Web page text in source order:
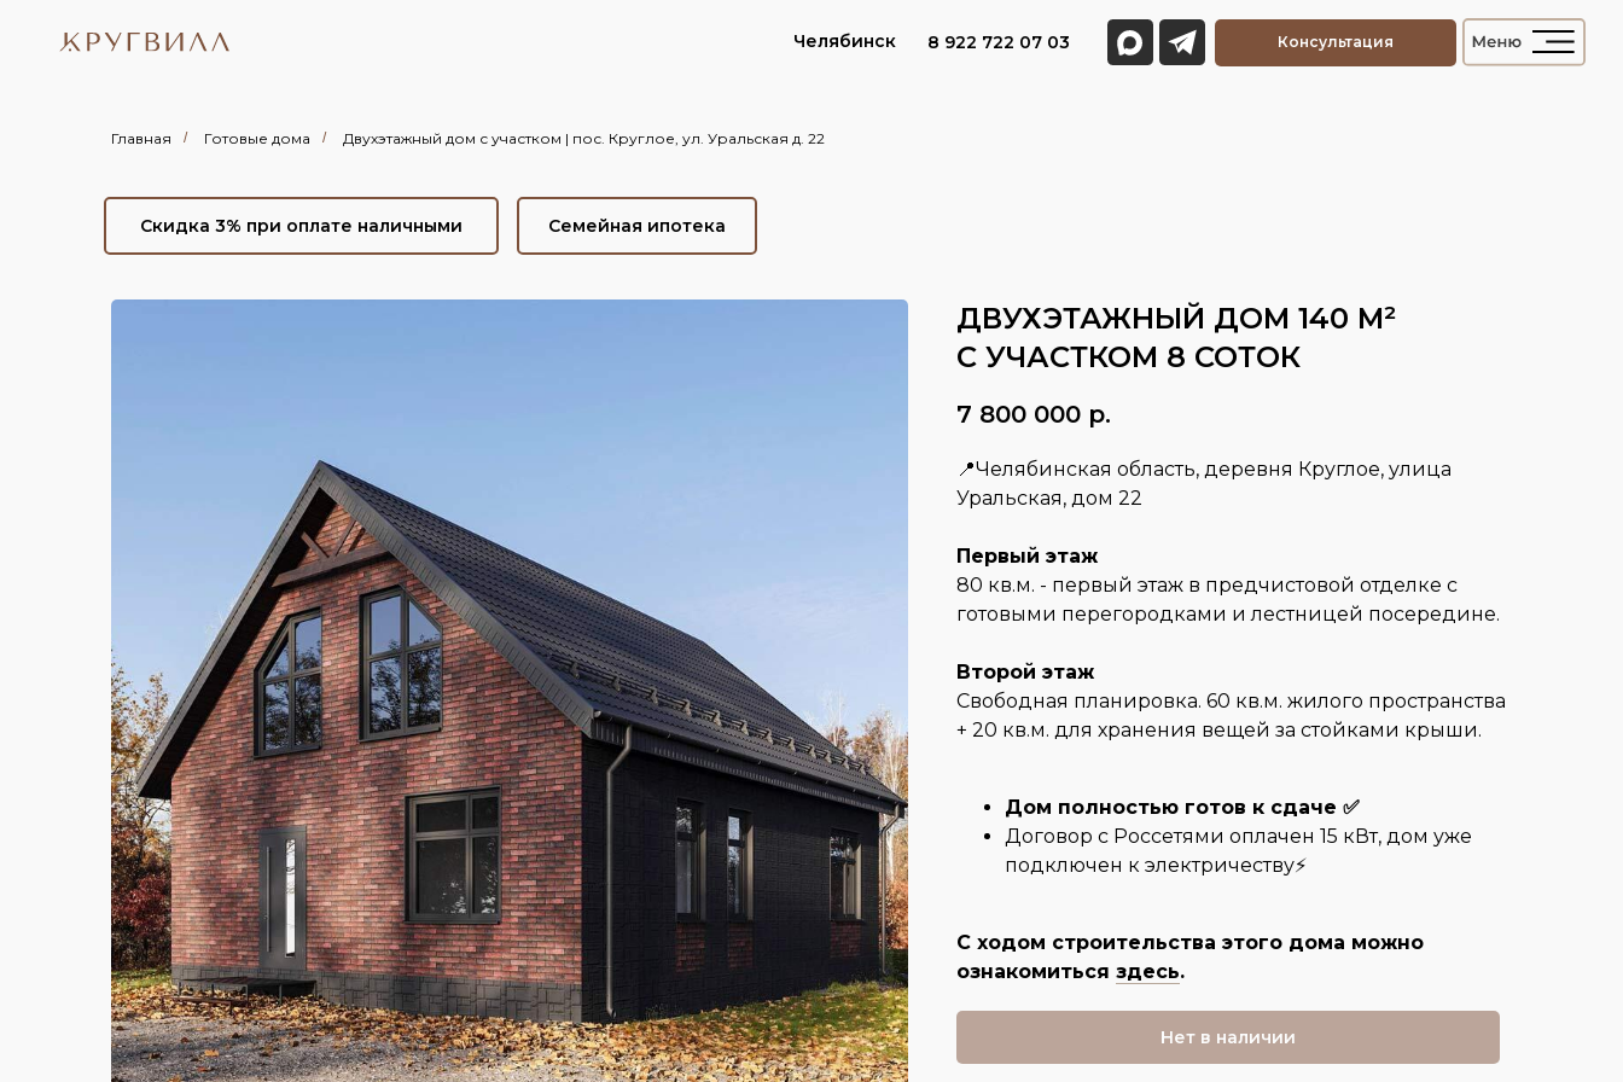
8 922 722 07 03
Челябинск Консультация
Главная / Готовые дома / Двухэтажный дом с участком | пос. Круглое, ул. Уральская д. 22
Скидка 3% при оплате наличными Семейная ипотека
ДВУХЭТАЖНЫЙ ДОМ 140 М²
С УЧАСТКОМ 8 СОТОК
7 800 000 р.
📍Челябинская область, деревня Круглое, улица
Уральская, дом 22
Первый этаж
80 кв.м. - первый этаж в предчистовой отделке с
готовыми перегородками и лестницей посередине.
Второй этаж
Свободная планировка. 60 кв.м. жилого пространства
+ 20 кв.м. для хранения вещей за стойками крыши.
Дом полностью готов к сдаче ✅
Договор с Россетями оплачен 15 кВт, дом уже
подключен к электричеству⚡️
С ходом строительства этого дома можно
ознакомиться здесь.
Нет в наличии